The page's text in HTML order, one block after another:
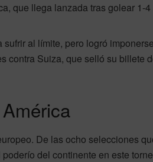
que llega lanzada tras golear 1-
al límite, pero logró
contra Suiza, que selló su billete
De las ocho selecciones
del continente en este